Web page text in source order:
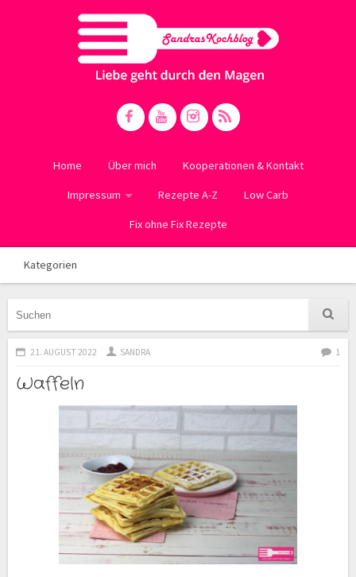
Home Über mich Kooperationen & Kontakt
Impressum Rezepte A-Z Low Carb
Fix ohne Fix Rezepte
Kategorien
21. AUGUST 2022 SANDRA 1
Waffeln